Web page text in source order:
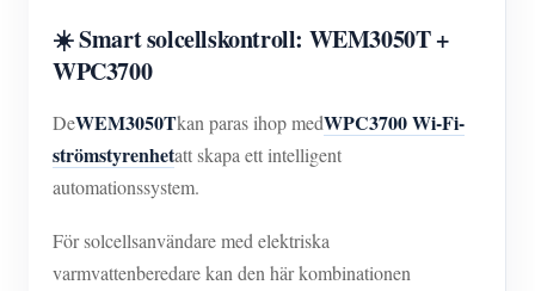
☀️ Smart solcellskontroll: WEM3050T +
WPC3700
DeWEM3050Tkan paras ihop medWPC3700 Wi-Fi-
strömstyrenhetatt skapa ett intelligent
automationssystem.
För solcellsanvändare med elektriska
varmvattenberedare kan den här kombinationen